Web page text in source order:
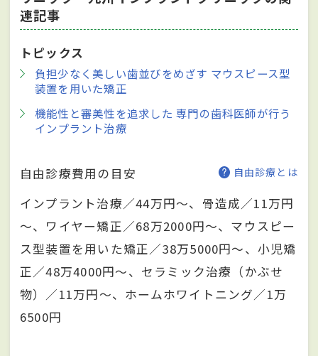
連記事
トピックス
負担少なく美しい歯並びをめざす マウスピース型
装置を用いた矯正
機能性と審美性を追求した 専門の歯科医師が行う
インプラント治療
自由診療費用の目安 自由診療とは
インプラント治療／44万円～、骨造成／11万円
～、ワイヤー矯正／68万2000円～、マウスピー
ス型装置を用いた矯正／38万5000円～、小児矯
正／48万4000円～、セラミック治療（かぶせ
物）／11万円～、ホームホワイトニング／1万
6500円